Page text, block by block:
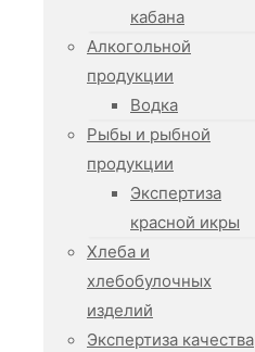
кабана
Алкогольной
продукции
Водка
Рыбы и рыбной
продукции
Экспертиза
красной икры
Хлеба и
хлебобулочных
изделий
Экспертиза качества